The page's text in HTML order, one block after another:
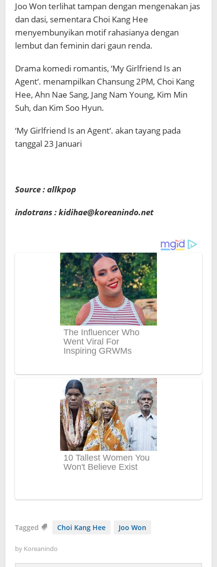
Joo Won terlihat tampan dengan mengenakan jas
dan dasi, sementara Choi Kang Hee
menyembunyikan motif rahasianya dengan
lembut dan feminin dari gaun renda.
Drama komedi romantis, ‘My Girlfriend Is an
Agent‘. menampilkan Chansung 2PM, Choi Kang
Hee, Ahn Nae Sang, Jang Nam Young, Kim Min
Suh, dan Kim Soo Hyun.
‘My Girlfriend Is an Agent‘. akan tayang pada
tanggal 23 Januari
Source : allkpop
indotrans : kidihae@koreanindo.net
Tagged Choi Kang Hee Joo Won
by Koreanindo